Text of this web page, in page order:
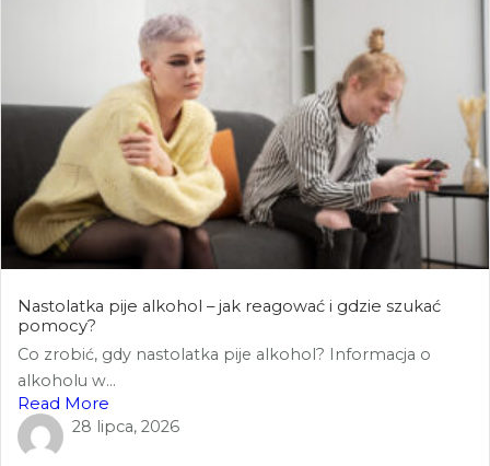
Nastolatka pije alkohol – jak reagować i gdzie szukać
pomocy?
Co zrobić, gdy nastolatka pije alkohol? Informacja o
alkoholu w...
Read More
28 lipca, 2026